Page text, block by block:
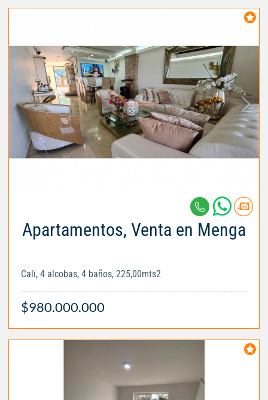
Apartamentos, Venta en Menga
Cali, 4 alcobas, 4 baños, 225,00mts2
$980.000.000